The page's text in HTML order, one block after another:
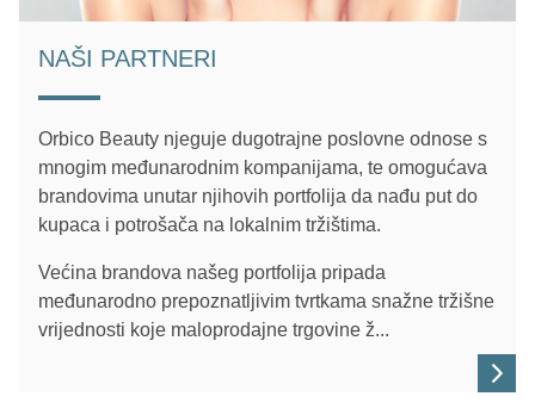
NAŠI PARTNERI
Orbico Beauty njeguje dugotrajne poslovne odnose s
mnogim međunarodnim kompanijama, te omogućava
brandovima unutar njihovih portfolija da nađu put do
kupaca i potrošača na lokalnim tržištima.
Većina brandova našeg portfolija pripada
međunarodno prepoznatljivim tvrtkama snažne tržišne
vrijednosti koje maloprodajne trgovine ž...